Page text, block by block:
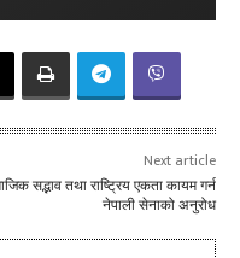
Next article
सद्भाव तथा राष्ट्रिय एकता कायम गर्न
नेपाली सेनाको अनुरोध